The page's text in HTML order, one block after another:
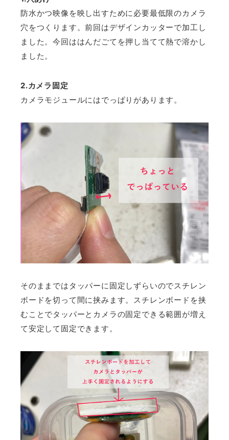
防水かつ映像を映し出すために必要最低限のカメラ
穴をつくります。前回はデザインカッターで加工し
ました。今回ははんだごてを押し当てて熱で溶かし
ました。
2.カメラ固定
カメラモジュールにはでっぱりがあります。
そのままではタッパーに固定しずらいのでスチレン
ボードを切って間に挟みます。スチレンボードを挟
むことでタッパーとカメラの固定できる範囲が増え
て安定して固定できます。